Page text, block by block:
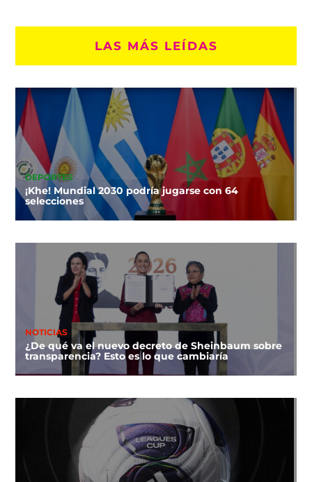
LAS MÁS LEÍDAS
DEPORTES
¡Khe! Mundial 2030 podría jugarse con 64
selecciones
NOTICIAS
¿De qué va el nuevo decreto de Sheinbaum sobre
transparencia? Esto es lo que cambiaría